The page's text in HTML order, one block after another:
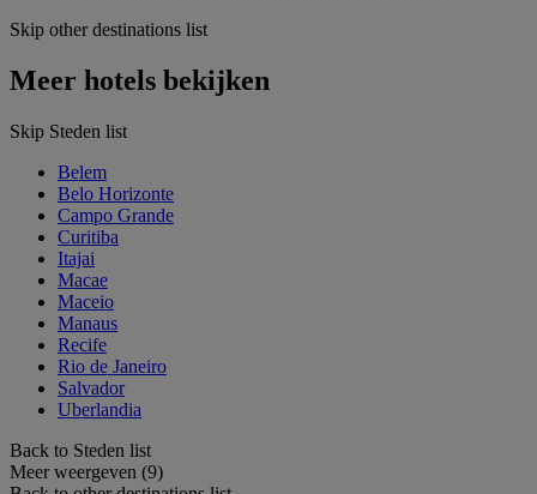
Skip other destinations list
Meer hotels bekijken
Skip Steden list
Belem
Belo Horizonte
Campo Grande
Curitiba
Itajai
Macae
Maceio
Manaus
Recife
Rio de Janeiro
Salvador
Uberlandia
Back to Steden list
Meer weergeven (9)